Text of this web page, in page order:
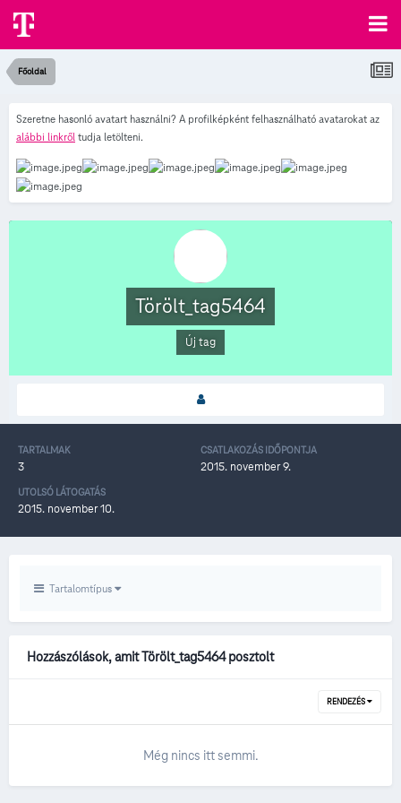
Főoldal
Szeretne hasonló avatart használni? A profilképként felhasználható avatarokat az
alábbi linkről tudja letölteni.
Törölt_tag5464
Új tag
TARTALMAK
3
CSATLAKOZÁS IDŐPONTJA
2015. november 9.
UTOLSÓ LÁTOGATÁS
2015. november 10.
Tartalomtípus
Hozzászólások, amit Törölt_tag5464 posztolt
RENDEZÉS
Még nincs itt semmi.